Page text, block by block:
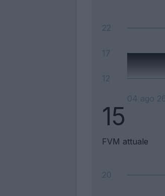
15
FVM attuale